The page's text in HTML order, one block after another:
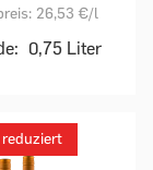
26,53 €/l
0,75 Liter
reduziert